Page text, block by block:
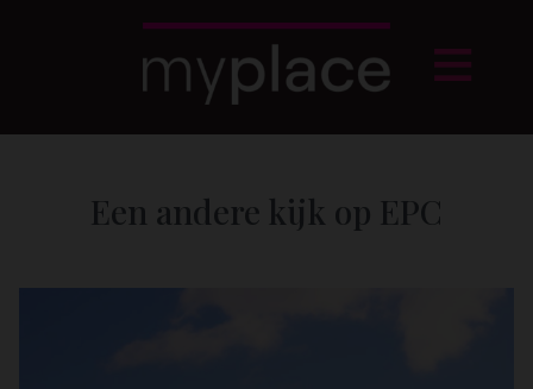
Een andere kijk op EPC